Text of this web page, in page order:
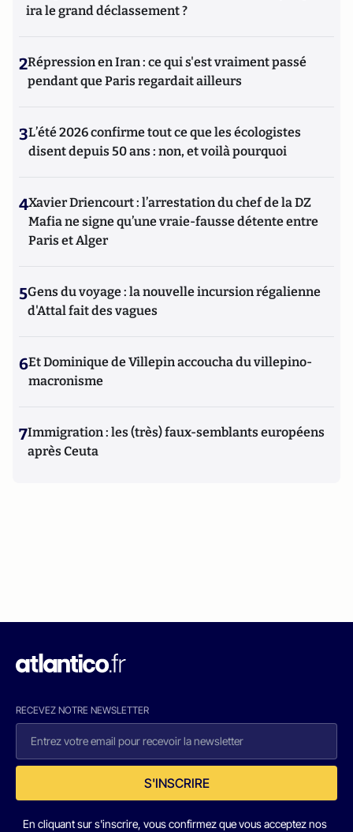
ira le grand déclassement ?
2Répression en Iran : ce qui s'est vraiment passé
pendant que Paris regardait ailleurs
3L’été 2026 confirme tout ce que les écologistes
disent depuis 50 ans : non, et voilà pourquoi
4Xavier Driencourt : l’arrestation du chef de la DZ
Mafia ne signe qu’une vraie-fausse détente entre
Paris et Alger
5Gens du voyage : la nouvelle incursion régalienne
d'Attal fait des vagues
6Et Dominique de Villepin accoucha du villepino-
macronisme
7Immigration : les (très) faux-semblants européens
après Ceuta
RECEVEZ NOTRE NEWSLETTER
S'INSCRIRE
En cliquant sur s'inscrire, vous confirmez que vous acceptez nos